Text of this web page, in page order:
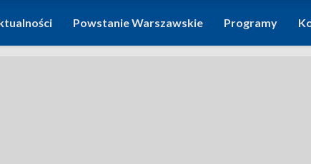
Powstanie Warszawskie Programy